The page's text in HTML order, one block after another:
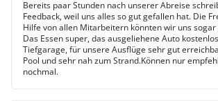
Bereits paar Stunden nach unserer Abreise
Feedback, weil uns alles so gut gefallen hat. Die
Hilfe von allen Mitarbeitern könnten wir uns
Das Essen super, das ausgeliehene Auto
Tiefgarage, für unsere Ausflüge sehr gut
Pool und sehr nah zum Strand.Können nur
nochmal.